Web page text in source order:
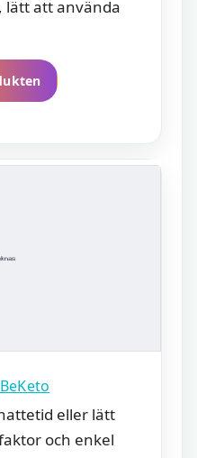
lätt att använda
eller lätt
och enkel